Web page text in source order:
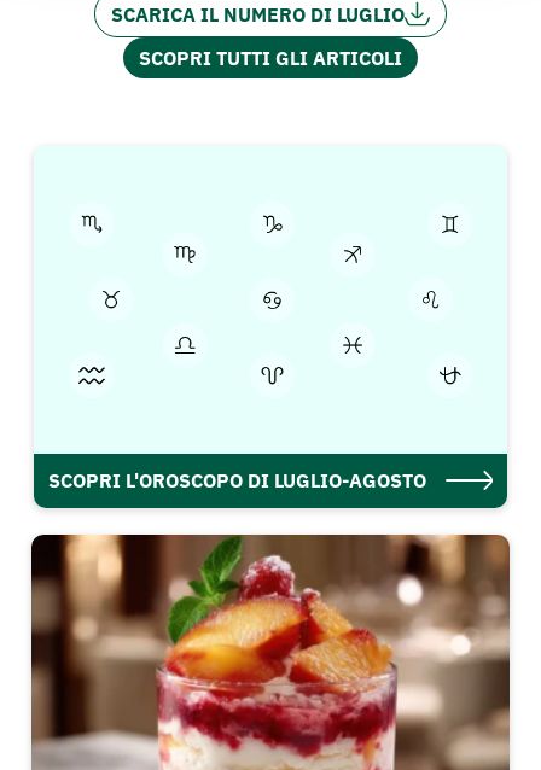
SCARICA IL NUMERO DI LUGLIO
SCOPRI TUTTI GLI ARTICOLI
SCOPRI L'OROSCOPO DI LUGLIO-AGOSTO